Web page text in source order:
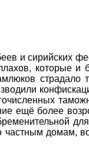
и сирийских
которые и
страдало
ещё более
частным домам,